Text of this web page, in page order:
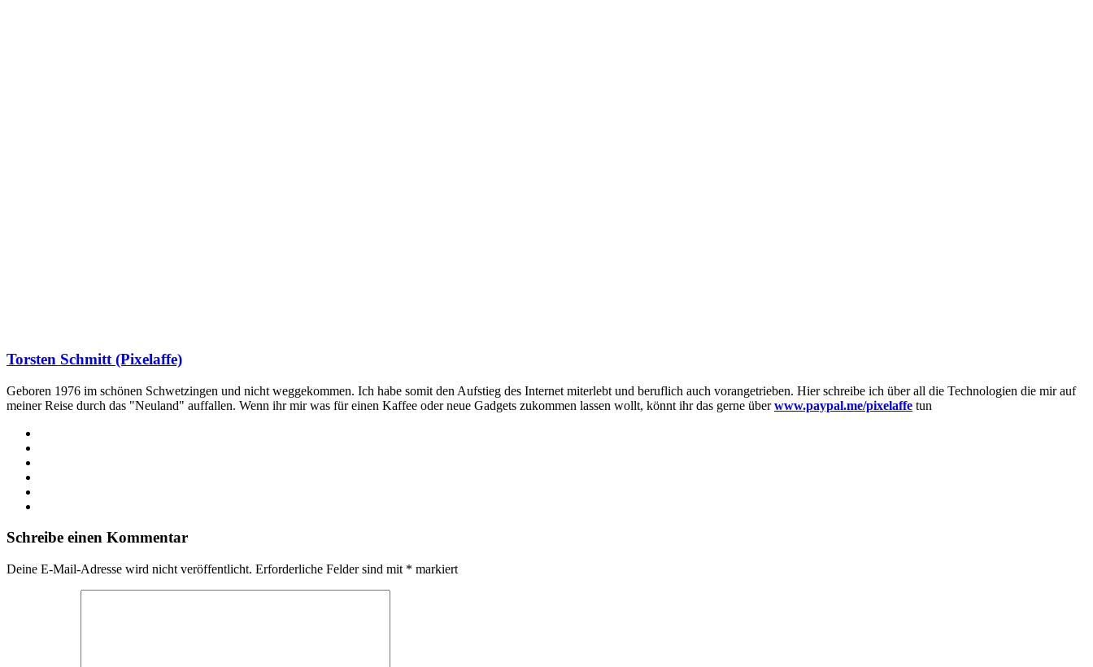
Torsten Schmitt (Pixelaffe)
Geboren 1976 im schönen Schwetzingen und nicht weggekommen. Ich habe somit den Aufstieg des Internet miterlebt und beruflich auch vorangetrieben. Hier schreibe ich über all die Technologien die mir auf
meiner Reise durch das "Neuland" auffallen. Wenn ihr mir was für einen Kaffee oder neue Gadgets zukommen lassen wollt, könnt ihr das gerne überwww.paypal.me/pixelaffe tun
Schreibe einen Kommentar
Deine E-Mail-Adresse wird nicht veröffentlicht. Erforderliche Felder sind mit * markiert